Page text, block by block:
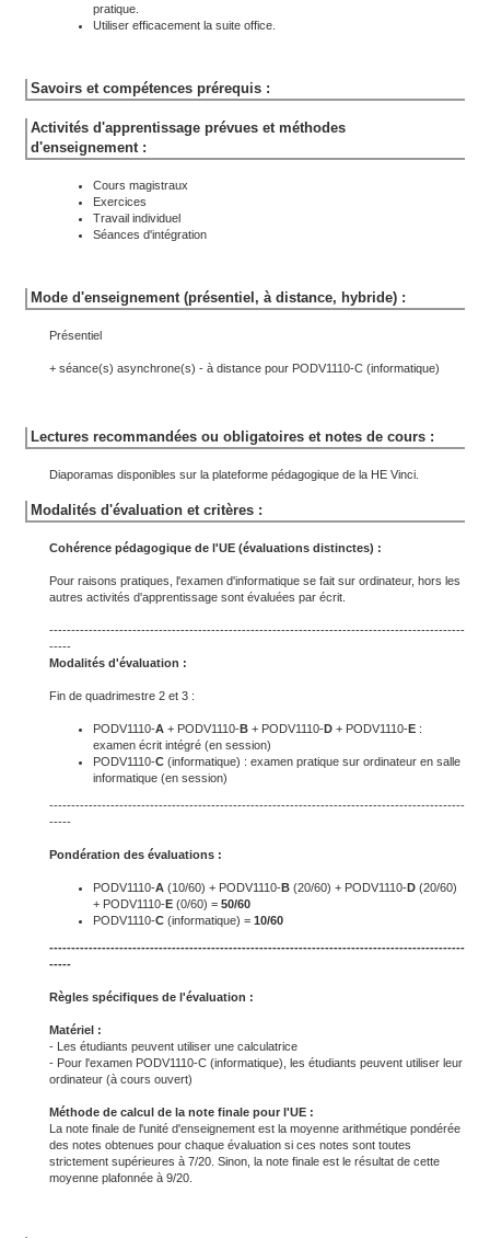
pratique.
Utiliser efficacement la suite office.
Savoirs et compétences prérequis :
Activités d'apprentissage prévues et méthodes
d'enseignement :
Cours magistraux
Exercices
Travail individuel
Séances d'intégration
Mode d'enseignement (présentiel, à distance, hybride) :
Présentiel
+ séance(s) asynchrone(s) - à distance pour PODV1110-C (informatique)
Lectures recommandées ou obligatoires et notes de cours :
Diaporamas disponibles sur la plateforme pédagogique de la HE Vinci.
Modalités d'évaluation et critères :
Cohérence pédagogique de l'UE (évaluations distinctes) :
Pour raisons pratiques, l'examen d'informatique se fait sur ordinateur, hors les
autres activités d'apprentissage sont évaluées par écrit.
-----------------------------------------------------------------------------------------------
-----
Modalités d'évaluation :
Fin de quadrimestre 2 et 3 :
PODV1110-A + PODV1110-B + PODV1110-D + PODV1110-E :
examen écrit intégré (en session)
PODV1110-C (informatique) : examen pratique sur ordinateur en salle
informatique (en session)
-----------------------------------------------------------------------------------------------
-----
Pondération des évaluations :
PODV1110-A (10/60) + PODV1110-B (20/60) + PODV1110-D (20/60)
+ PODV1110-E (0/60) = 50/60
PODV1110-C (informatique) = 10/60
-----------------------------------------------------------------------------------------------
-----
Règles spécifiques de l'évaluation :
Matériel :
- Les étudiants peuvent utiliser une calculatrice
- Pour l'examen PODV1110-C (informatique), les étudiants peuvent utiliser leur
ordinateur (à cours ouvert)
Méthode de calcul de la note finale pour l'UE :
La note finale de l'unité d'enseignement est la moyenne arithmétique pondérée
des notes obtenues pour chaque évaluation si ces notes sont toutes
strictement supérieures à 7/20. Sinon, la note finale est le résultat de cette
moyenne plafonnée à 9/20.